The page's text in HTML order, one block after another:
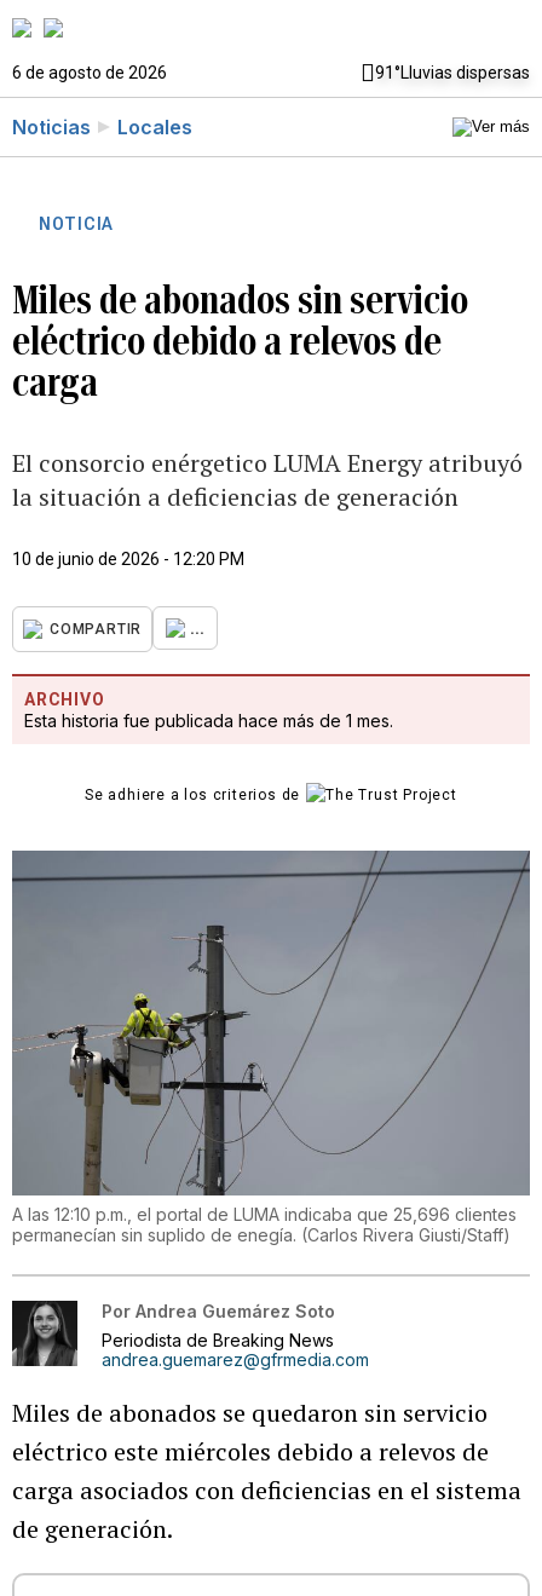
6 de agosto de 2026 91°Lluvias dispersas
Noticias Locales
NOTICIA
Miles de abonados sin servicio
eléctrico debido a relevos de
carga
El consorcio enérgetico LUMA Energy atribuyó
la situación a deficiencias de generación
10 de junio de 2026 - 12:20 PM
COMPARTIR ...
ARCHIVO
Esta historia fue publicada hace más de 1 mes.
Se adhiere a los criterios de
A las 12:10 p.m., el portal de LUMA indicaba que 25,696 clientes
permanecían sin suplido de enegía. (Carlos Rivera Giusti/Staff)
Por Andrea Guemárez Soto
Periodista de Breaking News
andrea.guemarez@gfrmedia.com
Miles de abonados se quedaron sin servicio
eléctrico este miércoles debido a relevos de
carga asociados con deficiencias en el sistema
de generación.